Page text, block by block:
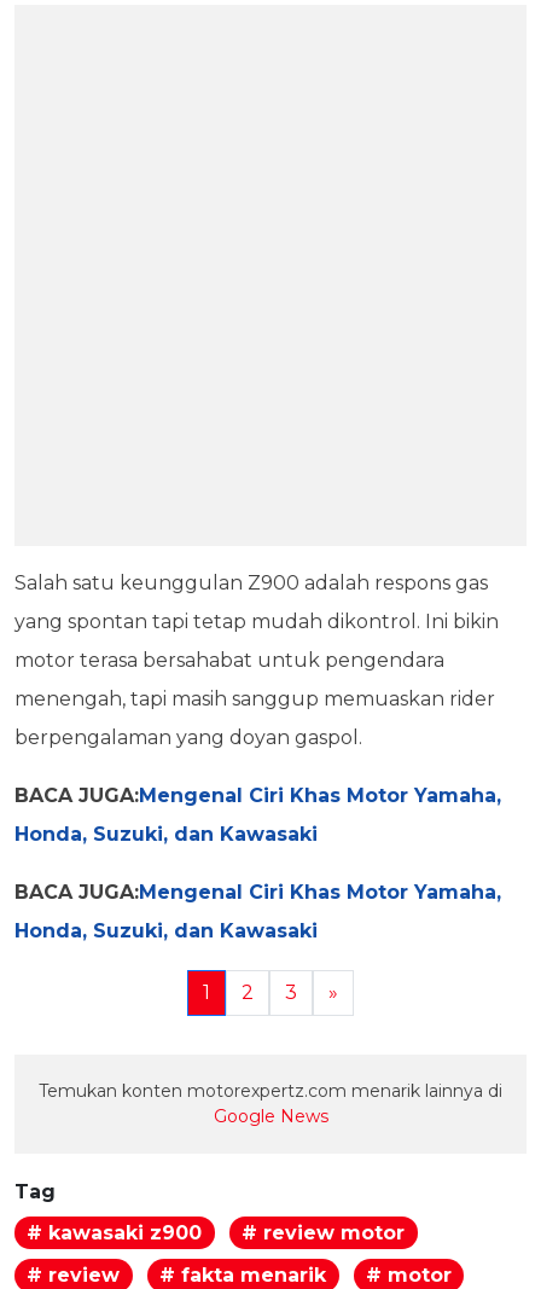
Salah satu keunggulan Z900 adalah respons gas
yang spontan tapi tetap mudah dikontrol. Ini bikin
motor terasa bersahabat untuk pengendara
menengah, tapi masih sanggup memuaskan rider
berpengalaman yang doyan gaspol.
BACA JUGA:Mengenal Ciri Khas Motor Yamaha,
Honda, Suzuki, dan Kawasaki
BACA JUGA:Mengenal Ciri Khas Motor Yamaha,
Honda, Suzuki, dan Kawasaki
1 2 3 »
Temukan konten motorexpertz.com menarik lainnya di
Google News
Tag
# kawasaki z900
# review motor
# review
# fakta menarik
# motor